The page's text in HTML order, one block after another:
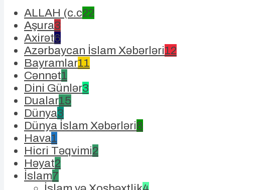
ALLAH (c.c22
Aşura3
Axirət6
Azərbaycan İslam Xəbərləri12
Bayramlar11
Cənnət1
Dini Günlər3
Dualar15
Dünya3
Dünya İslam Xəbərləri8
Hava1
Hicri Təqvimi2
Həyat2
İslam7